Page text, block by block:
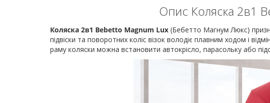
Опис Коляска 2в1
Коляска 2в1 Bebetto Magnum Lux (Бебетто Магнум Люкс)
підвіски та поворотних коліс візок володіє плавним ходом і
раму коляски можна встановити автокрісло, парасольку або